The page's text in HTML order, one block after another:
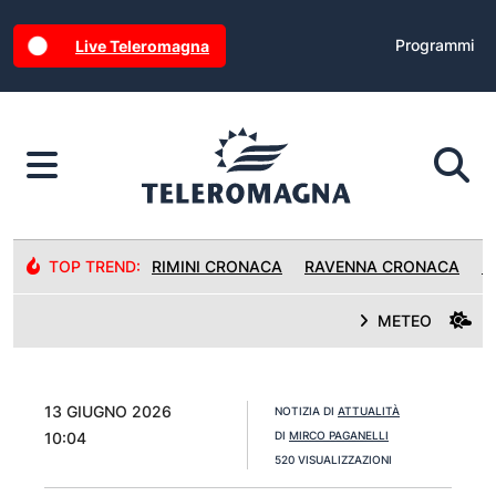
Live Teleromagna Programmi
TOP TREND: RIMINI CRONACA RAVENNA CRONACA
METEO
13 GIUGNO 2026
10:04
NOTIZIA DI ATTUALITÀ
DI MIRCO PAGANELLI
520 VISUALIZZAZIONI